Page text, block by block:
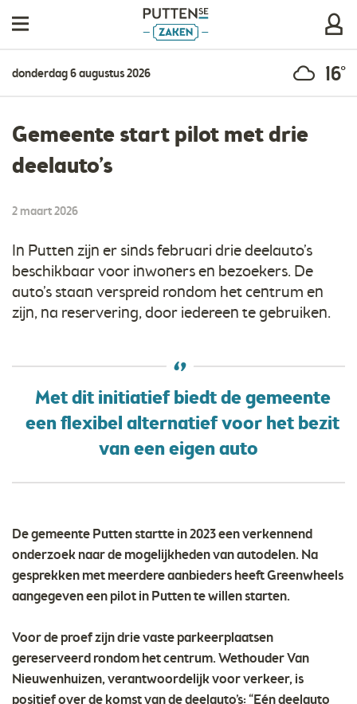
donderdag 6 augustus 2026 16°
Gemeente start pilot met drie
deelauto’s
2 maart 2026
In Putten zijn er sinds februari drie deelauto’s
beschikbaar voor inwoners en bezoekers. De
auto’s staan verspreid rondom het centrum en
zijn, na reservering, door iedereen te gebruiken.
Met dit initiatief biedt de gemeente
een flexibel alternatief voor het bezit
van een eigen auto
De gemeente Putten startte in 2023 een verkennend
onderzoek naar de mogelijkheden van autodelen. Na
gesprekken met meerdere aanbieders heeft Greenwheels
aangegeven een pilot in Putten te willen starten.
Voor de proef zijn drie vaste parkeerplaatsen
gereserveerd rondom het centrum. Wethouder Van
Nieuwenhuizen, verantwoordelijk voor verkeer, is